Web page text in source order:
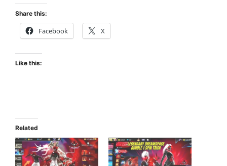
Share this:
Facebook X
Like this:
Related